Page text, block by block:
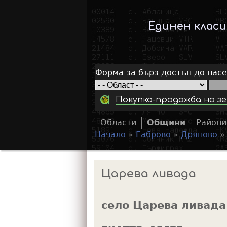
Единен
Форма за бърз достъп до
Покупко-продажба на
Области Общини Райони
o
Начало »Габрово » Дряново »
Царева ливада
село Царева ливада